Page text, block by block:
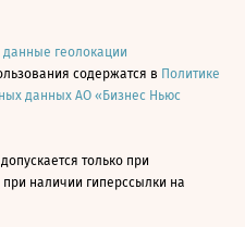
данные геолокации
содержатся в Политике
данных АО «Бизнес Ньюс
только при
при наличии гиперссылки на